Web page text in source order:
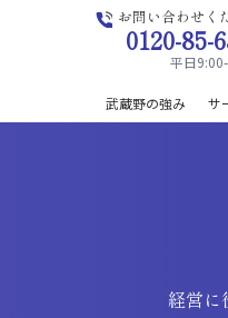
お問い合わせく
0120-85-
平日
武蔵野の強み サ
経営に